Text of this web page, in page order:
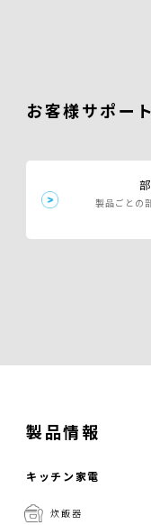
お客様サポート
製品ごとの
製品情報
キッチン家電
炊飯器